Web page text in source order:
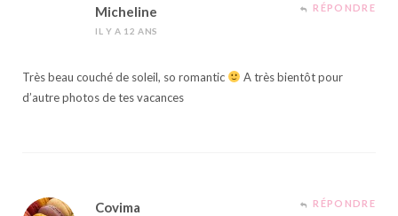
Micheline
IL Y A 12 ANS
RÉPONDRE
Très beau couché de soleil, so romantic
A très bientôt pour
d’autre photos de tes vacances
Covima RÉPONDRE